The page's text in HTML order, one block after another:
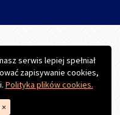
serwis lepiej spełniał
zapisywanie cookies,
Polityka plików cookies.
×